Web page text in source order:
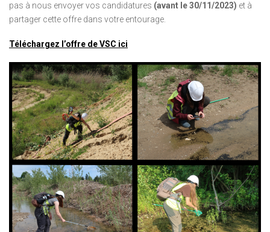
pas à nous envoyer vos candidatures (avant le 30/11/2023) et à
partager cette offre dans votre entourage.
Téléchargez l’offre de VSC ici